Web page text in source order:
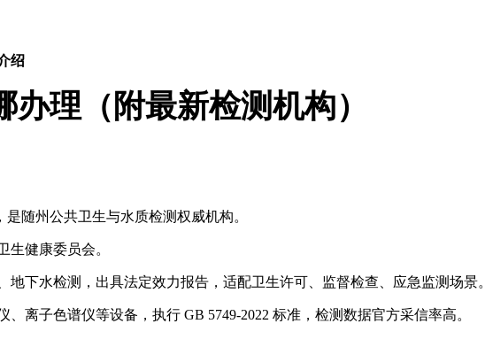
绍
理（附最新检测机构）
随州公共卫生与水质检测权威机构。
生健康委员会。
下水检测，出具法定效力报告，适配卫生许可、监督检查、应急监测场景。
离子色谱仪等设备，执行 GB 5749-2022 标准，检测数据官方采信率高。